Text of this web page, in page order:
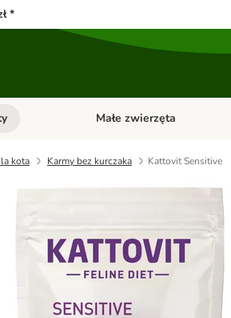
*
menu kategorii: PsyOtwórz menu kategorii: Koty
Małe zwierzęta
kota Karmy bez kurczaka Kattovit Sensitive